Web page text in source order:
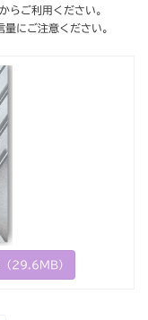
らご利用ください。
にご注意ください。
29.6MB）